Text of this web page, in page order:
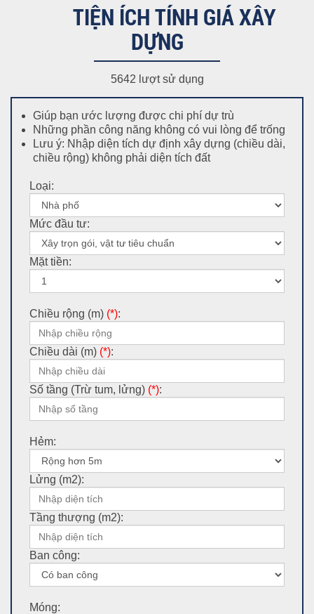
TIỆN ÍCH TÍNH GIÁ XÂY
DỰNG
5642 lượt sử dụng
Giúp bạn ước lượng được chi phí dự trù
Những phần công năng không có vui lòng để trống
Lưu ý: Nhập diện tích dự định xây dựng (chiều dài,
chiều rộng) không phải diện tích đất
Loại:
Mức đầu tư:
Mặt tiền:
Chiều rộng (m) (*):
Chiều dài (m) (*):
Số tầng (Trừ tum, lửng) (*):
Hẻm:
Lửng (m2):
Tầng thượng (m2):
Ban công:
Móng: